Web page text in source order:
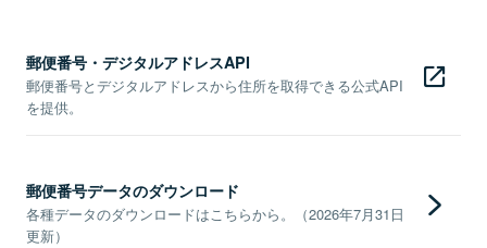
郵便番号・デジタルアドレスAPI
郵便番号とデジタルアドレスから住所を取得できる公式API
を提供。
郵便番号データのダウンロード
各種データのダウンロードはこちらから。（2026年7月31日
更新）